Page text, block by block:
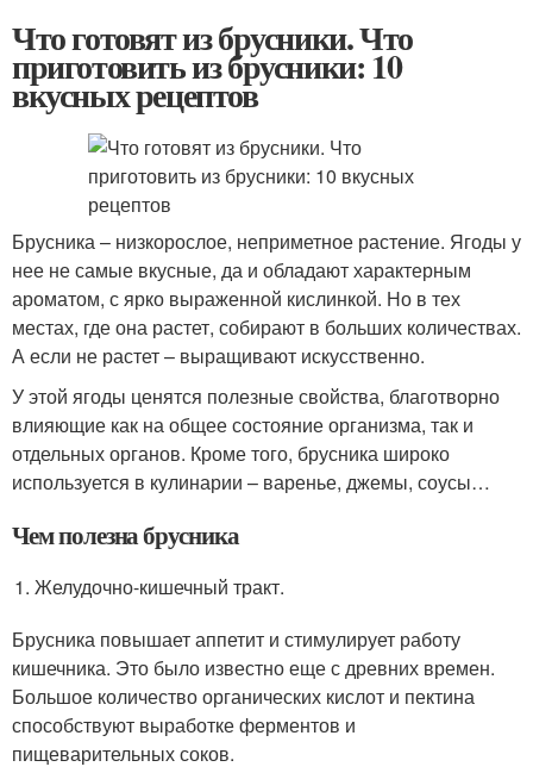
Что готовят из брусники. Что
приготовить из брусники: 10
вкусных рецептов
Брусника – низкорослое, неприметное растение. Ягоды у
нее не самые вкусные, да и обладают характерным
ароматом, с ярко выраженной кислинкой. Но в тех
местах, где она растет, собирают в больших количествах.
А если не растет – выращивают искусственно.
У этой ягоды ценятся полезные свойства, благотворно
влияющие как на общее состояние организма, так и
отдельных органов. Кроме того, брусника широко
используется в кулинарии – варенье, джемы, соусы…
Чем полезна брусника
Желудочно-кишечный тракт.
Брусника повышает аппетит и стимулирует работу
кишечника. Это было известно еще с древних времен.
Большое количество органических кислот и пектина
способствуют выработке ферментов и
пищеварительных соков.